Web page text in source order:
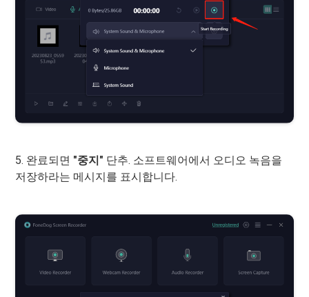
5. 완료되면 "중지" 단추. 소프트웨어에서 오디오 녹음을
저장하라는 메시지를 표시합니다.